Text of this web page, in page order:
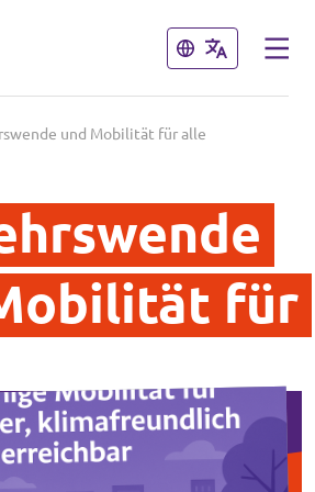
Schließen
NRW
NRW
Schließen
und Mobilität für alle
für